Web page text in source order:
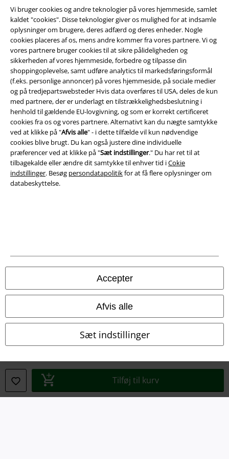
Vi bruger cookies og andre teknologier på vores hjemmeside, samlet
kaldet "cookies". Disse teknologier giver os mulighed for at indsamle
oplysninger om brugere, deres adfærd og deres enheder. Nogle
cookies placeres af os, mens andre kommer fra vores partnere. Vi og
vores partnere bruger cookies til at sikre pålideligheden og
sikkerheden af ​​vores hjemmeside, forbedre og tilpasse din
shoppingoplevelse, samt udføre analytics til markedsføringsformål
(f.eks. personlige annoncer) på vores hjemmeside, på sociale medier
og på tredjepartswebsteder Hvis data overføres til USA, deles de kun
med partnere, der er underlagt en tilstrækkelighedsbeslutning i
henhold til gældende EU-lovgivning, og som er korrekt certificeret
cookies fra os og vores partnere. Alternativt kan du nægte samtykke
ved at klikke på "Afvis alle" - i dette tilfælde vil kun nødvendige
cookies blive brugt. Du kan også justere dine individuelle
præferencer ved at klikke på "Sæt indstillinger." Du har ret til at
tilbagekalde eller ændre dit samtykke til enhver tid iCokie
indstillinger. Besøg persondatapolitikfor at få flere oplysninger om
databeskyttelse.
Accepter
Afvis alle
Sæt indstillinger
Tilføj til kurv
EMP app
Download den nye EMP app gratis og få glæde af alle forbedringerne
og fordelene!
A Warner Music Group Company
Oplysninger om tilgængelighed
Cokie indstillinger